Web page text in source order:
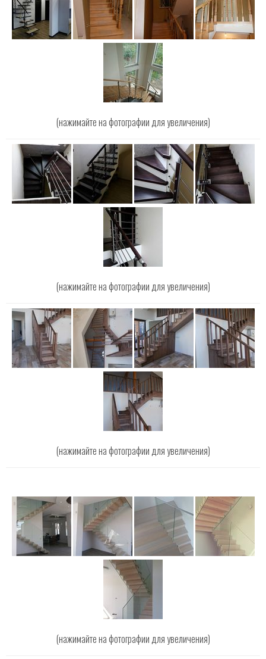
(нажимайте на фотографии для увеличения)
(нажимайте на фотографии для увеличения)
(нажимайте на фотографии для увеличения)
(нажимайте на фотографии для увеличения)